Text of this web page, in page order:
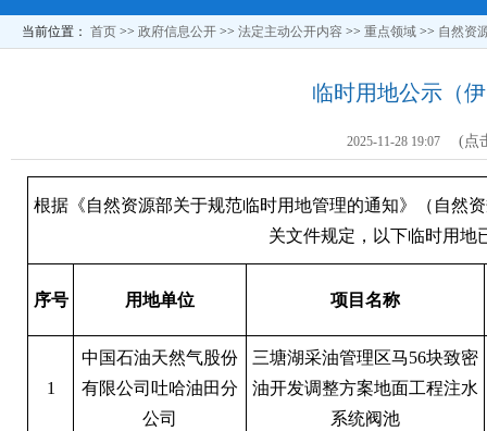
当前位置： 首页 >> 政府信息公开 >> 法定主动公开内容 >> 重点领域 >> 自然资
临时用地公示（
2025-11-28 19:07 (点
根据《自然资源部关于规范临时用地管理的通知》（自然
关文件规定，以下临时用地
序号 用地单位 项目名称
1
中国石油天然气股份
有限公司吐哈油田分
公司
三塘湖采油管理区马56块致密
油开发调整方案地面工程注水
系统阀池